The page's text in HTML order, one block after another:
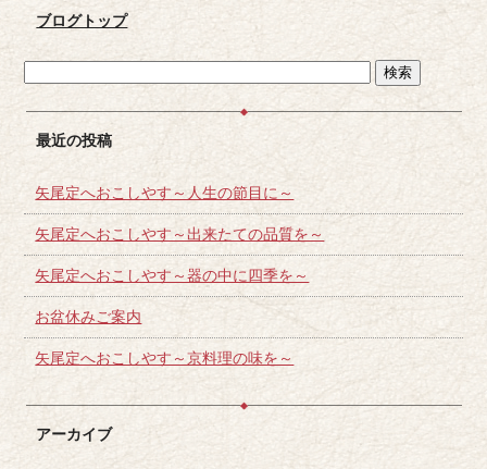
ブログトップ
最近の投稿
矢尾定へおこしやす～人生の節目に～
矢尾定へおこしやす～出来たての品質を～
矢尾定へおこしやす～器の中に四季を～
お盆休みご案内
矢尾定へおこしやす～京料理の味を～
アーカイブ